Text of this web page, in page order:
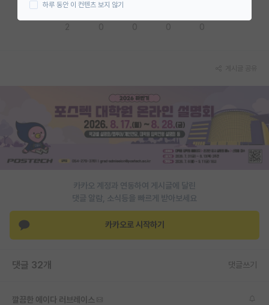
연구실(PI) 홍보 게시판
취업 게시판
임용 후기 게시판
PI 전용 게시판
인문사회 계열 게시판
특수/전문대학원 게시판
반도체/AI 게시판
장학금/장학생 게시판
카카오 계정과 연동하여 게시글에 달린
댓글 알람, 소식등을 빠르게 받아보세요
카카오로 시작하기
댓글 32개 댓글쓰기
깔끔한 에이다 러브레이스
하루 동안 이 컨텐츠 보지 않기